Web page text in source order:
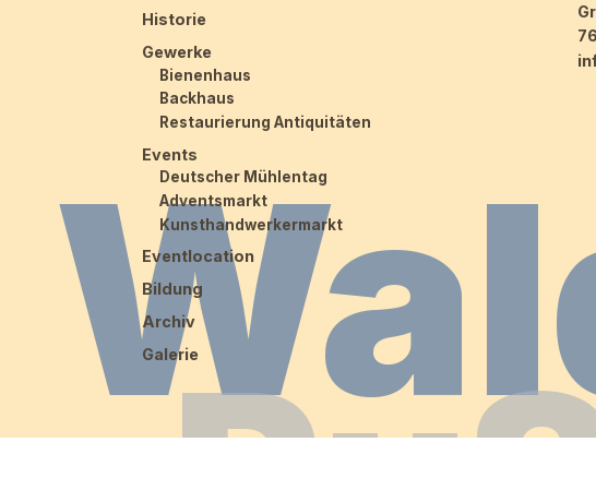
Historie
Gewerke
Bienenhaus
Backhaus
Restaurierung Antiquitäten
Events
Deutscher Mühlentag
Adventsmarkt
Kunsthandwerkermarkt
Eventlocation
Bildung
Archiv
Galerie